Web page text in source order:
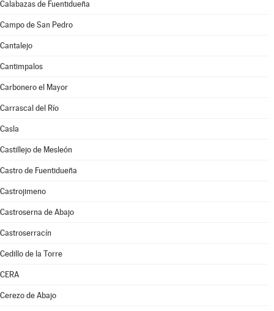
Calabazas de Fuentidueña
Campo de San Pedro
Cantalejo
Cantimpalos
Carbonero el Mayor
Carrascal del Río
Casla
Castillejo de Mesleón
Castro de Fuentidueña
Castrojimeno
Castroserna de Abajo
Castroserracín
Cedillo de la Torre
CERA
Cerezo de Abajo